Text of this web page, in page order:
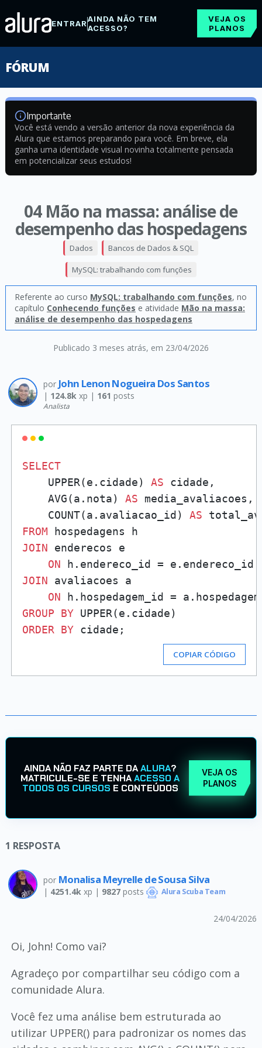
ENTRARAINDA NÃO TEM
ACESSO?
VEJA OS
PLANOS
FÓRUM
Importante
Você está vendo a versão anterior da nova experiência da
Alura que estamos preparando para você. Em breve, ela
ganha uma identidade visual novinha totalmente pensada
em potencializar seus estudos!
04 Mão na massa: análise de
desempenho das hospedagens
Publicado 3 meses atrás, em 23/04/2026
Dados Bancos de Dados & SQL
MySQL: trabalhando com funções
Referente ao curso MySQL: trabalhando com funções, no
capítulo Conhecendo funções e atividade Mão na massa:
análise de desempenho das hospedagens
por John Lenon Nogueira Dos Santos
| 124.8kxp | 161 posts
Analista
SELECT
    UPPER(e.cidade)
AS cidade,
    AVG(a.nota)
AS media_avaliacoes,
    COUNT(a.avaliacao_id)
AS
FROM
JOIN enderecos e
ON
JOIN avaliacoes a
ON
GROUP
BY
ORDER
BY
COPIAR CÓDIGO
AINDA NÃO FAZ PARTE DAALURA?
MATRICULE-SE E TENHAACESSO A
TODOS OS CURSOS E CONTEÚDOS
VEJA OS
PLANOS
1 RESPOSTA
por Monalisa Meyrelle de Sousa Silva
| 4251.4k xp | 9827posts Alura Scuba Team
24/04/2026
Oi, John! Como vai?
Agradeço por compartilhar seu código com a
comunidade Alura.
Você fez uma análise bem estruturada ao
utilizar UPPER() para padronizar os nomes das